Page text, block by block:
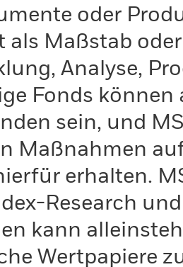
oder
als Maßstab
Analyse,
Fonds
sein, und
Maßnahmen
erhalten.
Research
kann
Wertpapiere